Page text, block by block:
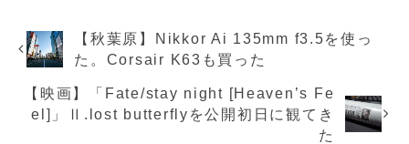
【秋葉原】Nikkor Ai 135mm f3.5を使っ
た。Corsair K63も買った
【映画】「Fate/stay night [Heaven’s Fe
el]」Ⅱ.lost butterflyを公開初日に観てき
た